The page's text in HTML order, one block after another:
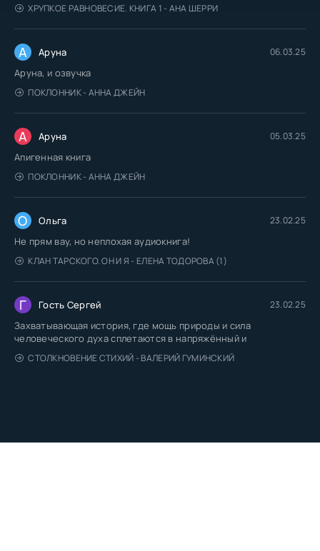
ХРУПКОЕ РАВНОВЕСИЕ. КНИГА 1 - АНА ШЕРРИ
А Аруна 06.03.25
Аруна, и озвучка
ПОКЛОННИК - АННА ДЖЕЙН
А Аруна 05.03.25
Апигенная книга
ПОКЛОННИК - АННА ДЖЕЙН
О Ольга 23.02.25
Не прям вау, но неплохая аудиокнига!
КЛАН ТАРСКОГО. ОН И Я - ЕЛЕНА ТОДОРОВА (1)
Г Гость Сергей 23.02.25
Захватывающая история, где мощь природы и сила
человеческого духа сплетаются в напряжённый и
СТОЛКНОВЕНИЕ СТИХИЙ - ВАЛЕРИЙ ГУМИНСКИЙ